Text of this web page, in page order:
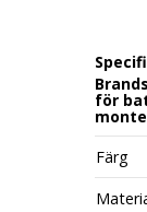
för
Färg